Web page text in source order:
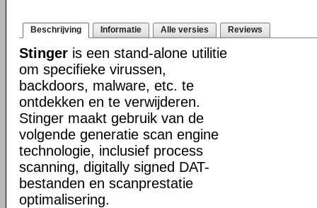
Beschrijving Informatie Alle versies Reviews
Stinger is een stand-alone utilitie
om specifieke virussen,
backdoors, malware, etc. te
ontdekken en te verwijderen.
Stinger maakt gebruik van de
volgende generatie scan engine
technologie, inclusief process
scanning, digitally signed DAT-
bestanden en scanprestatie
optimalisering.